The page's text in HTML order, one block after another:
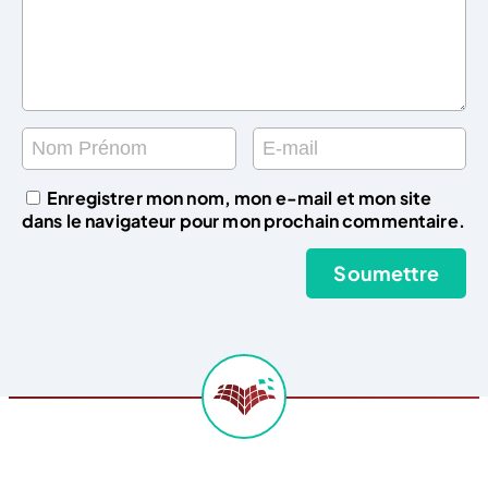
Enregistrer mon nom, mon e-mail et mon site
dans le navigateur pour mon prochain commentaire.